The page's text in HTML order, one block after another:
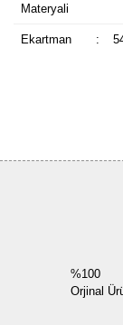
Materyali
Ekartman :
%100
Orjinal